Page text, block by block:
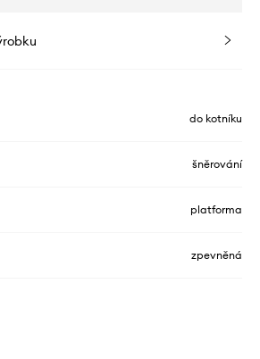
do kotníku
šněrování
platforma
zpevněná